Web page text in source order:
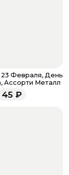
936-71-86
или
. Наши
до 23.00 и
Ассорти Металл
45 ₽